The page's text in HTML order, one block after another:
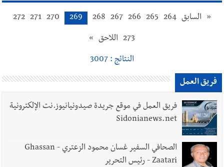
« السابق 264
265
266
267
268
269
270
271
272
273 اللاحق »
النتائج : 3007
فريق العمل
فريق العمل في موقع جريدة صيدونيانيوز.نت الإلكترونية
Sidonianews.net
الصحافي السفير غسان محمود الزعتري - Ghassan
Zaatari - رئيس التحرير